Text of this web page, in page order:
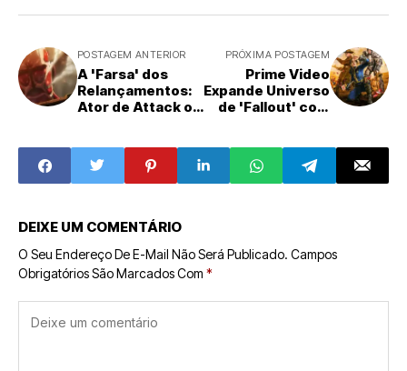
POSTAGEM ANTERIOR
A 'Farsa' dos
Relançamentos:
Ator de Attack on
de Anime nos
Cinemas
PRÓXIMA POSTAGEM
Prime Video
Expande Universo
de 'Fallout' com
DEIXE UM COMENTÁRIO
O Seu Endereço De E-Mail Não Será Publicado. Campos
Obrigatórios São Marcados Com *